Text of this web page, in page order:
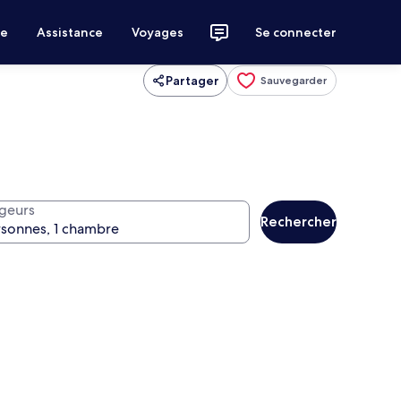
Assistance Voyages Se connecter
Partager Sauvegarder
Rechercher